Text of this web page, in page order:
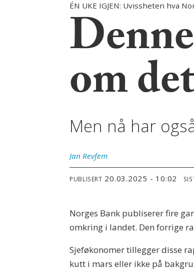
ÉN UKE IGJEN: Uvissheten hva
om
Men nå har
Jan Revfem
PUBLISERT 20.03.2025 - 10:02
Norges Bank publiserer fire
omkring i landet. Den forrige
Sjeføkonomer tillegger disse
kutt i mars eller ikke på